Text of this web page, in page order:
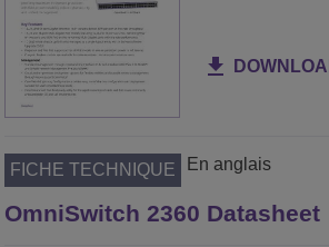
FICHE TECHNIQUE En anglais
OmniSwitch 2360 Datasheet